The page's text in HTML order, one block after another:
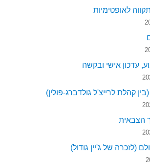
לאופטימיות
עדכון אישי ובקשה
קהלת לרייצ'ל גולדברג-פולין)
הצבאית
(לזכרה של ג'יין גודול)